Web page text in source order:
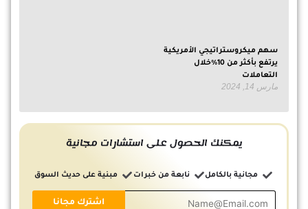
سهم ميكروستراتيجي الأمريكية
يرتفع بأكثر من 10%خلال
التعاملات
مارس 14, 2024
يمكنك الحصول على استشارات مجانية
مجانية بالكامل نابعة من خبرات مبنية على حديث السوق